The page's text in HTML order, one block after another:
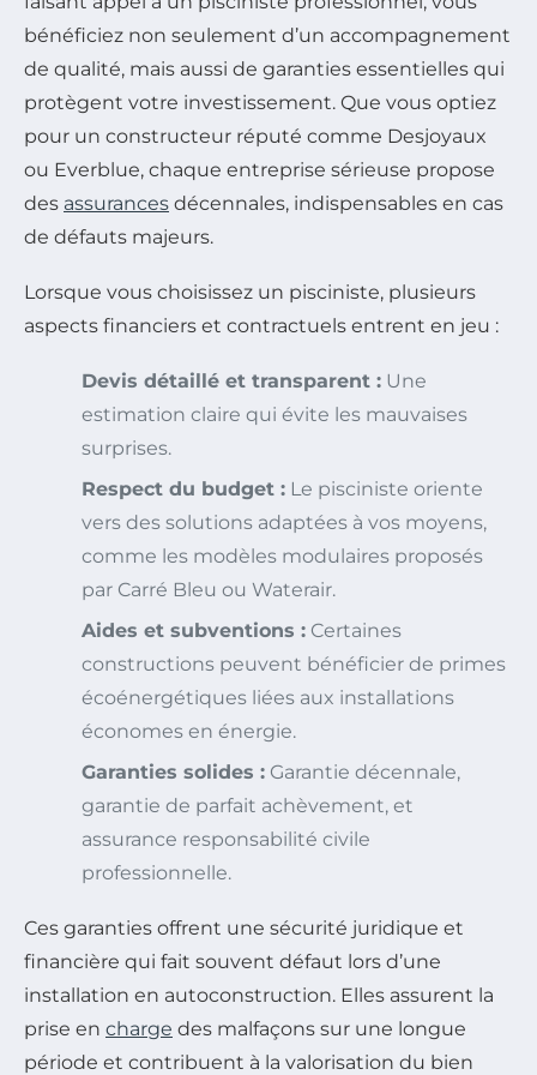
bénéficiez non seulement d’un accompagnement
de qualité, mais aussi de garanties essentielles qui
protègent votre investissement. Que vous optiez
pour un constructeur réputé comme Desjoyaux
ou Everblue, chaque entreprise sérieuse propose
des assurances décennales, indispensables en cas
de défauts majeurs.
Lorsque vous choisissez un pisciniste, plusieurs
aspects financiers et contractuels entrent en jeu :
Devis détaillé et transparent : Une
estimation claire qui évite les mauvaises
surprises.
Respect du budget : Le pisciniste oriente
vers des solutions adaptées à vos moyens,
comme les modèles modulaires proposés
par Carré Bleu ou Waterair.
Aides et subventions : Certaines
constructions peuvent bénéficier de primes
écoénergétiques liées aux installations
économes en énergie.
Garanties solides : Garantie décennale,
garantie de parfait achèvement, et
assurance responsabilité civile
professionnelle.
Ces garanties offrent une sécurité juridique et
financière qui fait souvent défaut lors d’une
installation en autoconstruction. Elles assurent la
prise en charge des malfaçons sur une longue
période et contribuent à la valorisation du bien